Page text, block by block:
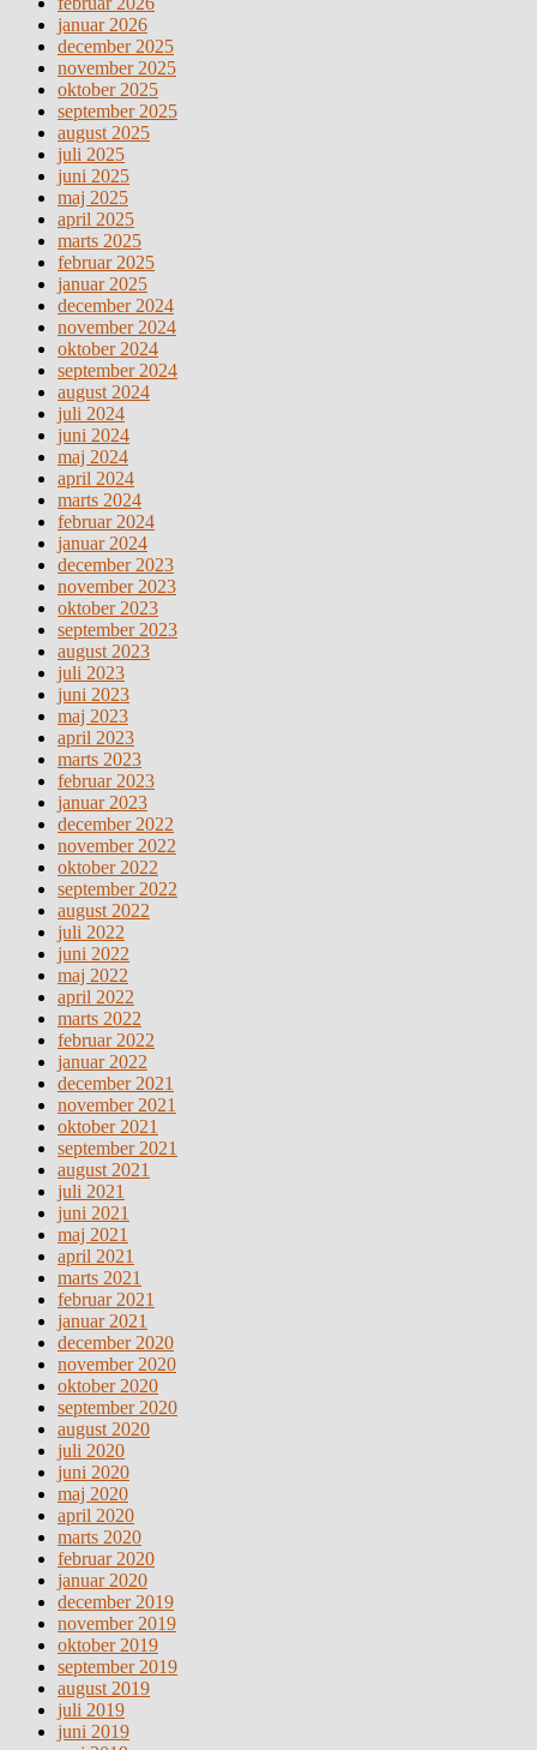
januar 2026
december 2025
november 2025
oktober 2025
september 2025
august 2025
juli 2025
juni 2025
maj 2025
april 2025
marts 2025
februar 2025
januar 2025
december 2024
november 2024
oktober 2024
september 2024
august 2024
juli 2024
juni 2024
maj 2024
april 2024
marts 2024
februar 2024
januar 2024
december 2023
november 2023
oktober 2023
september 2023
august 2023
juli 2023
juni 2023
maj 2023
april 2023
marts 2023
februar 2023
januar 2023
december 2022
november 2022
oktober 2022
september 2022
august 2022
juli 2022
juni 2022
maj 2022
april 2022
marts 2022
februar 2022
januar 2022
december 2021
november 2021
oktober 2021
september 2021
august 2021
juli 2021
juni 2021
maj 2021
april 2021
marts 2021
februar 2021
januar 2021
december 2020
november 2020
oktober 2020
september 2020
august 2020
juli 2020
juni 2020
maj 2020
april 2020
marts 2020
februar 2020
januar 2020
december 2019
november 2019
oktober 2019
september 2019
august 2019
juli 2019
juni 2019